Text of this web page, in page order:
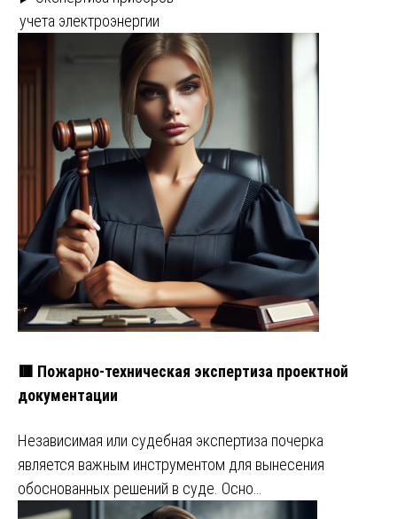
учета электроэнергии
🟥 Пожарно-техническая экспертиза проектной
документации
Независимая или судебная экспертиза почерка
является важным инструментом для вынесения
обоснованных решений в суде. Осно…